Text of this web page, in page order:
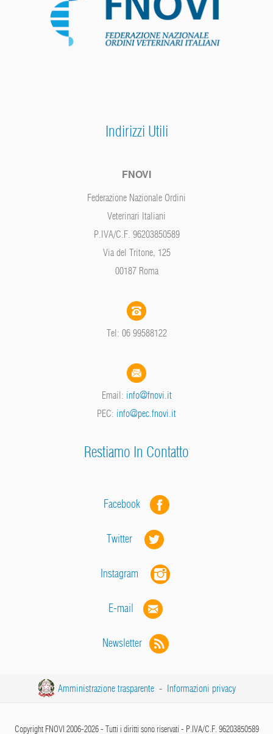
Indirizzi Utili
FNOVI
Federazione Nazionale Ordini
Veterinari Italiani
P.IVA/C.F. 96203850589
Via del Tritone, 125
00187 Roma
Tel: 06 99588122
Email: info@fnovi.it
PEC: info@pec.fnovi.it
Restiamo In Contatto
Facebook
Twitter
Instagram
E-mail
Newsletter
Amministrazione trasparente - Informazioni privacy
Copyright FNOVI 2006-2026 - Tutti i diritti sono riservati - P.IVA/C.F. 96203850589